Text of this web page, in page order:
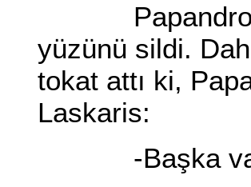
Papandro
yüzünü sildi.
tokat attı ki,
Laskaris:
-Başka var